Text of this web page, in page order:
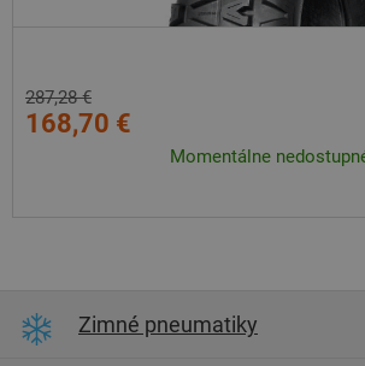
287,28 €
168,70 €
Momentálne
Zimné pneumatiky